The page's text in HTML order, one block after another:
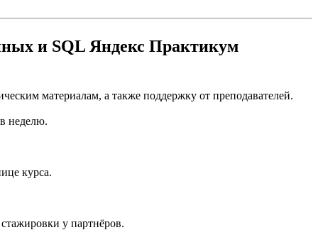
и SQL Яндекс Практикум
материалам, а также поддержку от преподавателей.
неделю.
курса.
у партнёров.